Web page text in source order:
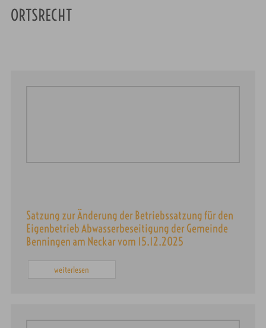
ORTSRECHT
Satzung zur Änderung der Betriebssatzung für den
Eigenbetrieb Abwasserbeseitigung der Gemeinde
Benningen am Neckar vom 15.12.2025
weiterlesen